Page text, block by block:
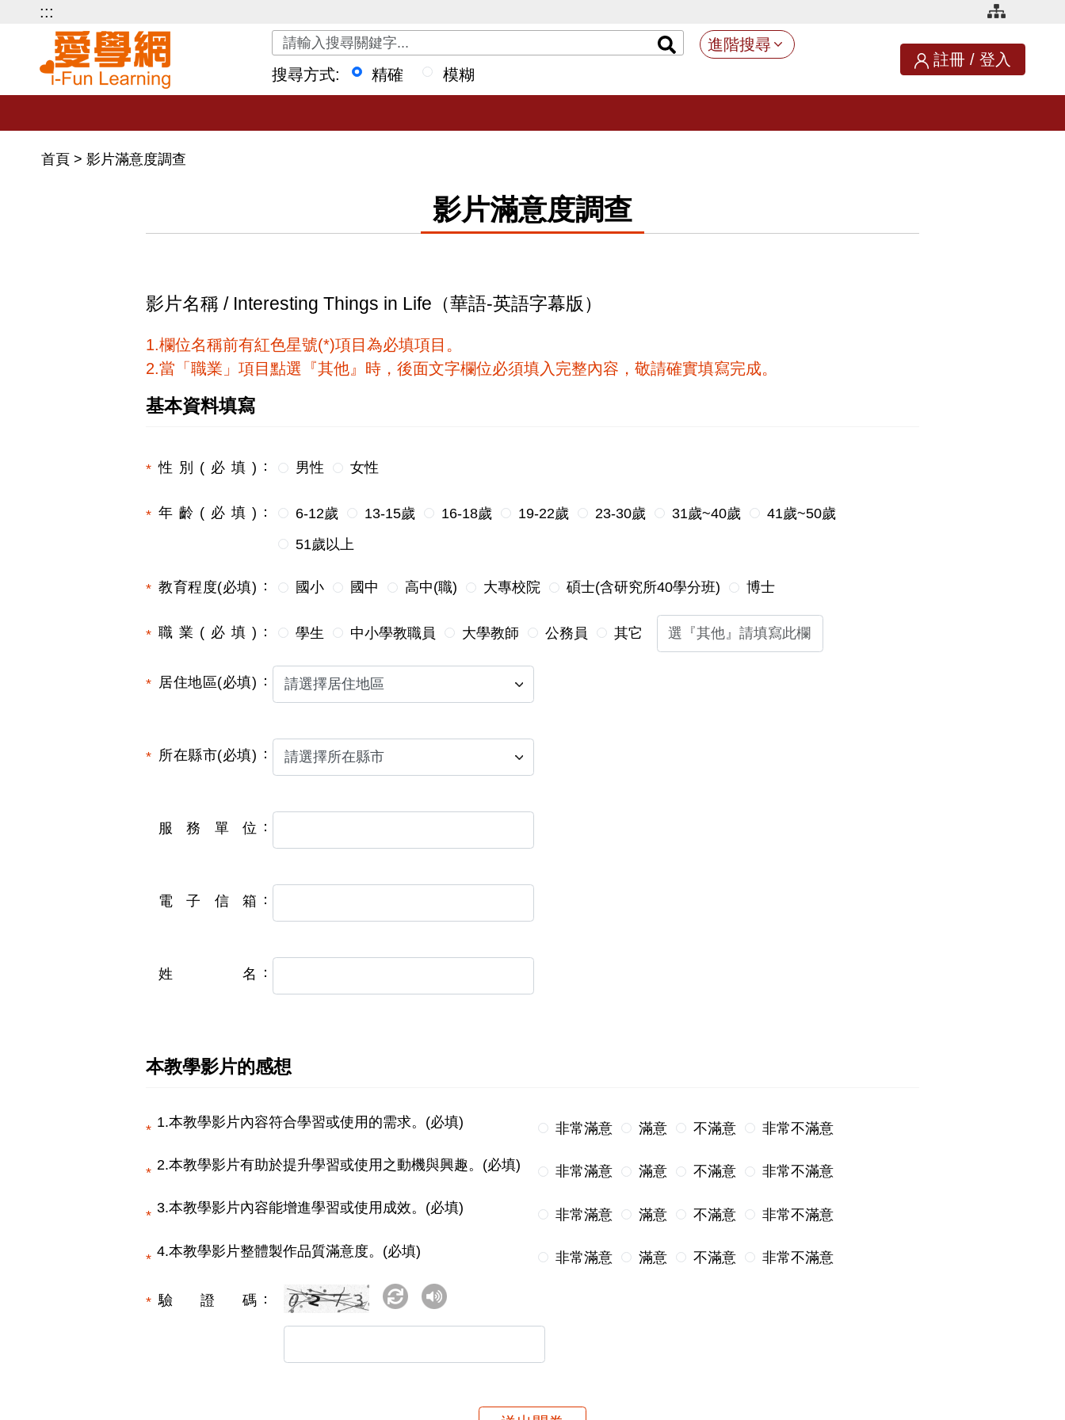
:::
關鍵字搜尋
進階搜尋
搜尋方式:
精確 模糊
註冊 / 登入
首頁 > 影片滿意度調查
影片滿意度調查
影片名稱 / Interesting Things in Life（華語-英語字幕版）
1.欄位名稱前有紅色星號(*)項目為必填項目。
2.當「職業」項目點選『其他』時，後面文字欄位必須填入完整內容，敬請確實填寫完成。
基本資料填寫
性別(必填) 男性 女性
年齡(必填) 6-12歲 13-15歲 16-18歲 19-22歲 23-30歲 31歲~40歲
41歲~50歲
51歲以上
教育程度(必填) 國小 國中 高中(職) 大專校院 碩士(含研究所40學分班) 博士
職業(必填) 學生 中小學教職員 大學教師 公務員 其它
居住地區(必填)
所在縣市(必填)
服務單位
電子信箱
姓名
本教學影片的感想
1.本教學影片內容符合學習或使用的需求。(必填) 非常滿意 滿意 不滿意 非常不滿意
2.本教學影片有助於提升學習或使用之動機與興趣。(必填) 非常滿意 滿意 不滿意 非常不滿意
3.本教學影片內容能增進學習或使用成效。(必填) 非常滿意 滿意 不滿意 非常不滿意
4.本教學影片整體製作品質滿意度。(必填) 非常滿意 滿意 不滿意 非常不滿意
驗證碼